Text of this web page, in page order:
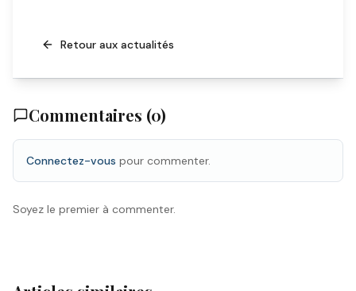
Retour aux actualités
Commentaires (0)
Connectez-vous pour commenter.
Soyez le premier à commenter.